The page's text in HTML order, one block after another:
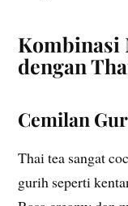
Kombinasi
dengan
Cemilan
Thai tea sangat
gurih seperti